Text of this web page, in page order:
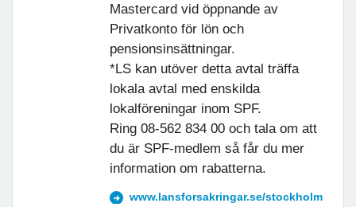
Mastercard vid öppnande av
Privatkonto för lön och
pensionsinsättningar.
*LS kan utöver detta avtal träffa
lokala avtal med enskilda
lokalföreningar inom SPF.
Ring 08-562 834 00 och tala om att
du är SPF-medlem så får du mer
information om rabatterna.
www.lansforsakringar.se/stockholm